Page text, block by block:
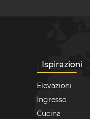
Ispirazioni
Elevazioni
Ingresso
Cucina